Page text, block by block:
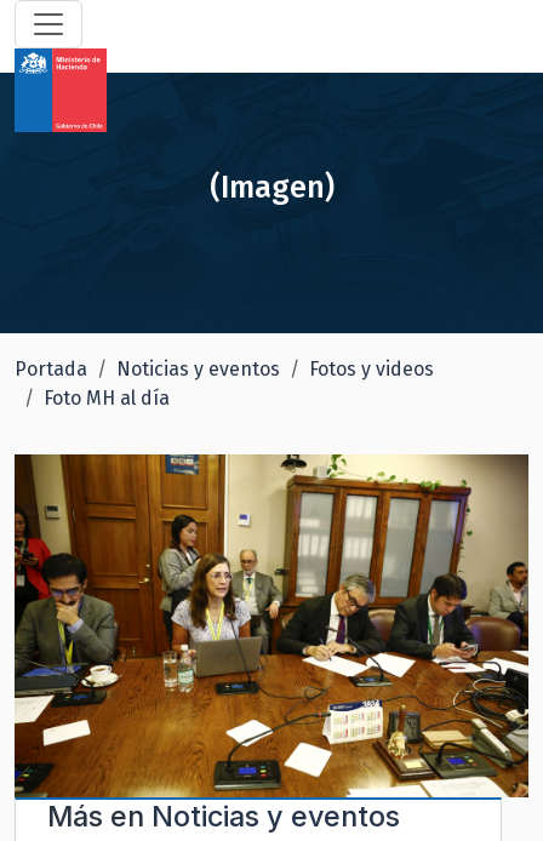
(Imagen)
Portada Noticias y eventos
Fotos y videos
Foto MH al día
Más en Noticias y eventos